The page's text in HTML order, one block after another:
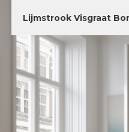
Lijmstrook Visgraat